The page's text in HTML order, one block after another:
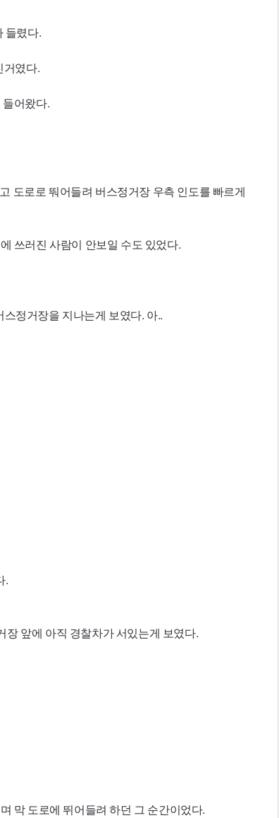
들렸다.
거였다.
어왔다.
도로로 뚸어들려 버스정거장 우측 인도를 빠르게
쓰러진 사람이 안보일 수도 있었다.
정거장을 지나는게 보였다. 아..
.
장 앞에 아직 경찰차가 서있는게 보였다.
막 도로에 뛰어들려 하던 그 순간이었다.